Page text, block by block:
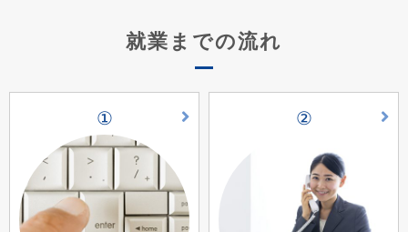
就業までの流れ
① ②